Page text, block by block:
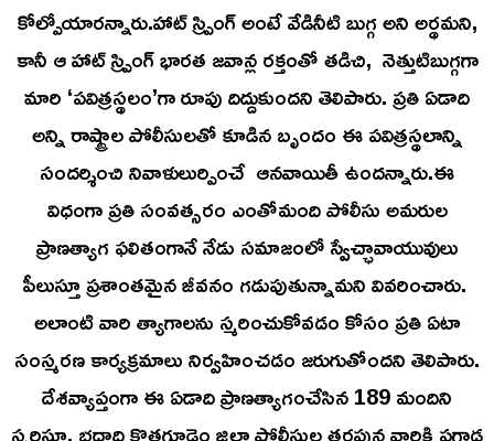
కోల్పోయారన్నారు.హాట్ స్ప్రింగ్ అంటే వేడినీటి బుగ్గ అని అర్థమని,
కానీ ఆ హాట్ స్ప్రింగ్ భారత జవాన్ల రక్తంతో తడిచి, నెత్తుటిబుగ్గగా
మారి ‘పవిత్రస్థలం’గా రూపు దిద్దుకుందని తెలిపారు. ప్రతి ఏడాది
అన్ని రాష్ట్రాల పోలీసులతో కూడిన బృందం ఈ పవిత్రస్థలాన్ని
సందర్శించి నివాళులుర్పించే ఆనవాయితీ ఉందన్నారు.ఈ
విధంగా ప్రతి సంవత్సరం ఎంతోమంది పోలీసు అమరుల
ప్రాణత్యాగ ఫలితంగానే నేడు సమాజంలో స్వేచ్ఛావాయువులు
పీలుస్తూ ప్రశాంతమైన జీవనం గడుపుతున్నామని వివరించారు.
అలాంటి వారి త్యాగాలను స్మరించుకోవడం కోసం ప్రతి ఏటా
సంస్మరణ కార్యక్రమాలు నిర్వహించడం జరుగుతోందని తెలిపారు.
దేశవ్యాప్తంగా ఈ ఏడాది ప్రాణత్యాగంచేసిన 189 మందిని